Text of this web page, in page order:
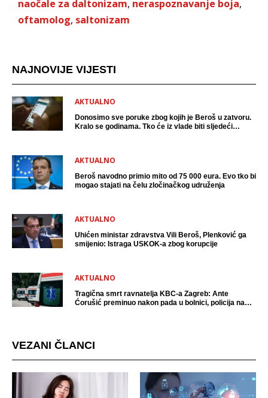
naočale za daltonizam, neraspoznavanje boja,
oftamolog, saltonizam
NAJNOVIJE VIJESTI
AKTUALNO
Donosimo sve poruke zbog kojih je Beroš u zatvoru.
Kralo se godinama. Tko će iz vlade biti sljedeći
AKTUALNO
Beroš navodno primio mito od 75 000 eura. Evo tko bi
mogao stajati na čelu zločinačkog udruženja
AKTUALNO
Uhićen ministar zdravstva Vili Beroš, Plenković ga
smijenio: Istraga USKOK-a zbog korupcije
AKTUALNO
Tragična smrt ravnatelja KBC-a Zagreb: Ante
Ćorušić preminuo nakon pada u bolnici, policija na
VEZANI ČLANCI